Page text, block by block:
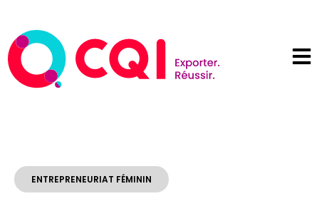
ENTREPRENEURIAT FÉMININ